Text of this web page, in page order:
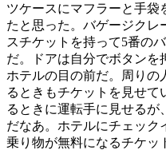
ツケースにマフラーと手袋
たと思った。バゲージクレ
スチケットを持って5番の
だ。ドアは自分でボタンを
ホテルの目の前だ。周りの
るときもチケットを見せて
るときに運転手に見せるが
だなあ。ホテルにチェック
乗り物が無料になるチケッ